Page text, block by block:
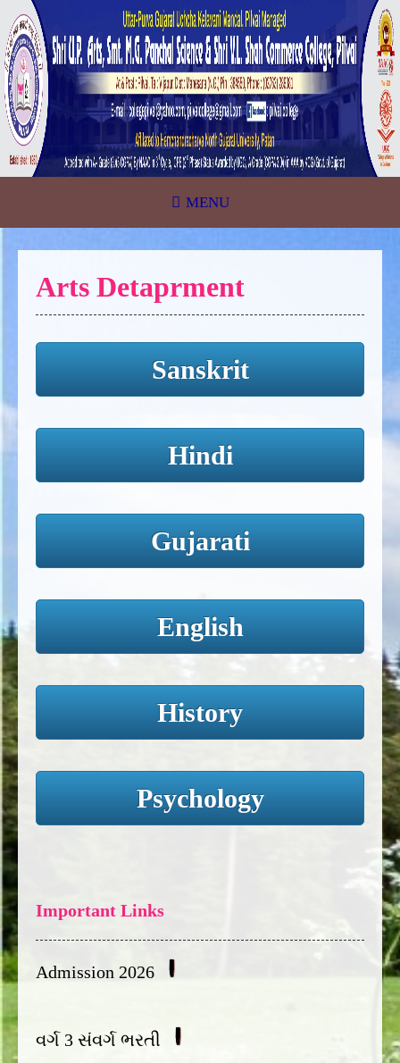
MENU
Arts Detaprment
Sanskrit
Hindi
Gujarati
English
History
Psychology
Important Links
Admission 2026
વર્ગ 3 સંવર્ગ ભરતી